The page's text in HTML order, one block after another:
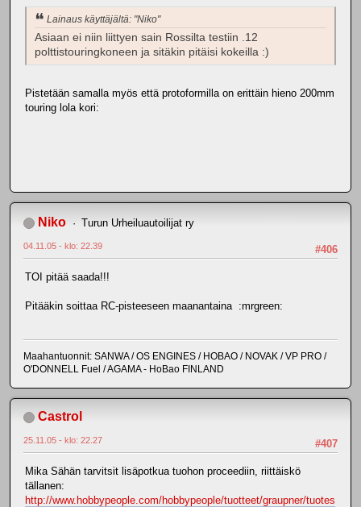
Lainaus käyttäjältä: "Niko"
Asiaan ei niin liittyen sain Rossilta testiin .12
polttistouringkoneen ja sitäkin pitäisi kokeilla :)
Pistetään samalla myös että protoformilla on erittäin hieno 200mm
touring lola kori:
Niko Turun Urheiluautoilijat ry
#406
04.11.05 - klo: 22.39
TOI pitää saada!!!
Pitääkin soittaa RC-pisteeseen maanantaina :mrgreen:
Maahantuonnit: SANWA / OS ENGINES / HOBAO / NOVAK / VP PRO /
O'DONNELL Fuel / AGAMA - HoBao FINLAND
Castrol
#407
25.11.05 - klo: 22.27
Mika Sähän tarvitsit lisäpotkua tuohon proceediin, riittäiskö
tällanen:
http://www.hobbypeople.com/hobbypeople/tuotteet/graupner/tuotes